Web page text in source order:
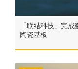
「联结科技」完
陶瓷基板